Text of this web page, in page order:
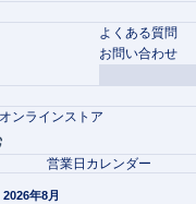
よくある質問
お問い合わせ
ンラインストア
営業日カレンダー
2026年8月